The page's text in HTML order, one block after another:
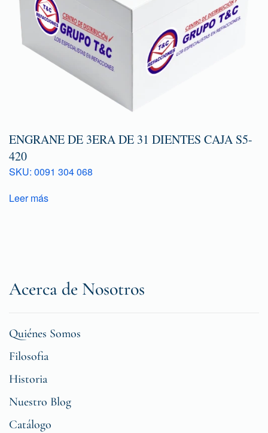
ENGRANE DE 3ERA DE 31 DIENTES CAJA S5-
420
SKU: 0091 304 068
Leer más
Acerca de Nosotros
Quiénes Somos
Filosofia
Historia
Nuestro Blog
Catálogo